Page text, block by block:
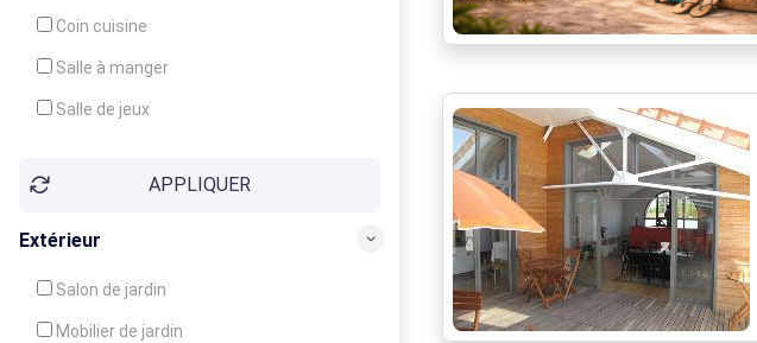
Coin cuisine
Salle à manger
Salle de jeux
Balcon / Terrasse
APPLIQUER
Extérieur
Salon de jardin
Mobilier de jardin